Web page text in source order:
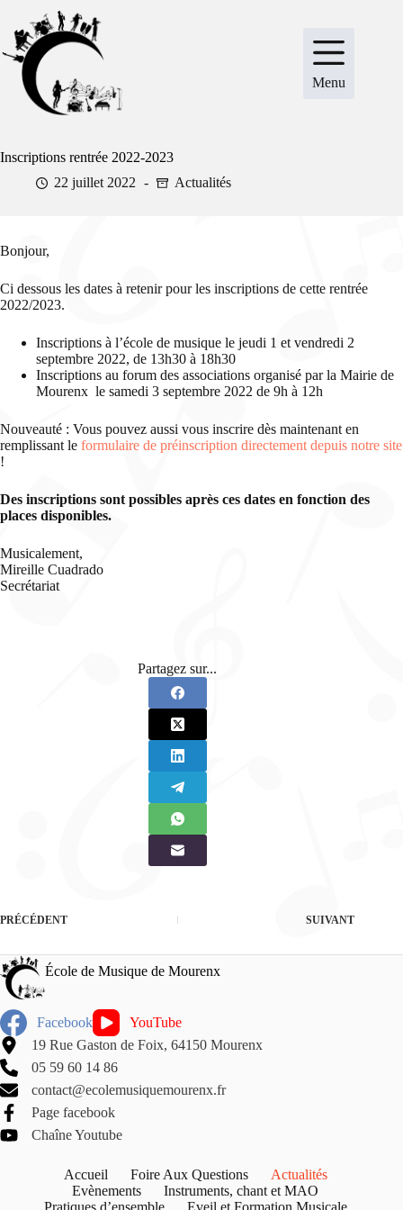
contenu
Menu
Inscriptions rentrée 2022-2023
22 juillet 2022
Actualités
Bonjour,
Ci dessous les dates à retenir pour les inscriptions de cette rentrée
2022/2023.
Inscriptions à l’école de musique le jeudi 1 et vendredi 2
septembre 2022, de 13h30 à 18h30
Inscriptions au forum des associations organisé par la Mairie de
Mourenx le samedi 3 septembre 2022 de 9h à 12h
Nouveauté : Vous pouvez aussi vous inscrire dès maintenant en
remplissant le formulaire de préinscription directement depuis notre site
!
Des inscriptions sont possibles après ces dates en fonction des
places disponibles.
Musicalement,
Mireille Cuadrado
Secrétariat
Partagez sur...
PRÉCÉDENT SUIVANT
École de Musique de Mourenx
Facebook
YouTube
19 Rue Gaston de Foix, 64150 Mourenx
05 59 60 14 86
contact@ecolemusiquemourenx.fr
Page facebook
Chaîne Youtube
Accueil Foire Aux Questions
Actualités
Evènements
Instruments, chant et MAO
Pratiques d’ensemble
Eveil et Formation Musicale